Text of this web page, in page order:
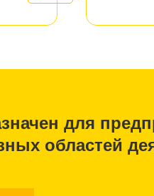
для
областей